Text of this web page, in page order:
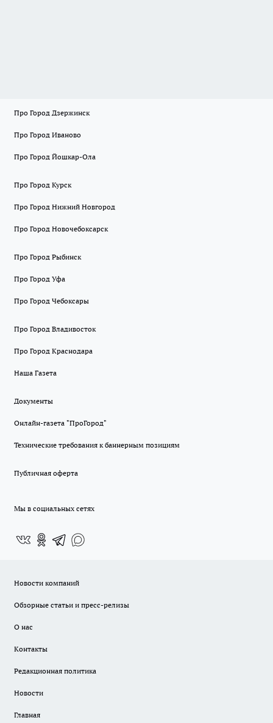
Про Город Дзержинск
Про Город Иваново
Про Город Йошкар-Ола
Про Город Курск
Про Город Нижний Новгород
Про Город Новочебоксарск
Про Город Рыбинск
Про Город Уфа
Про Город Чебоксары
Про Город Владивосток
Про Город Краснодара
Наша Газета
Документы
Онлайн-газета "ПроГород"
Технические требования к баннерным позициям
Публичная оферта
Мы в социальных сетях
Новости компаний
Обзорные статьи и пресс-релизы
О нас
Контакты
Редакционная политика
Новости
Главная